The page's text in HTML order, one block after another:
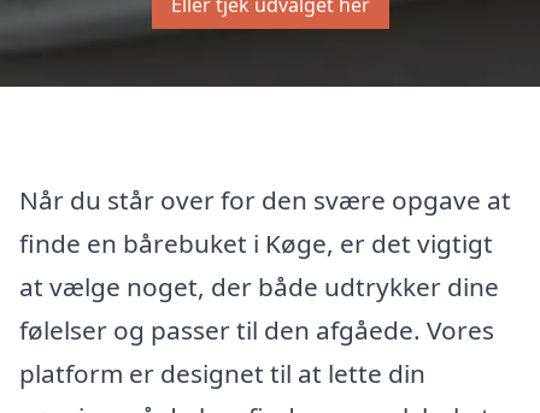
Når du står over for den svære opgave at
finde en bårebuket i Køge, er det vigtigt
at vælge noget, der både udtrykker dine
følelser og passer til den afgåede. Vores
platform er designet til at lette din